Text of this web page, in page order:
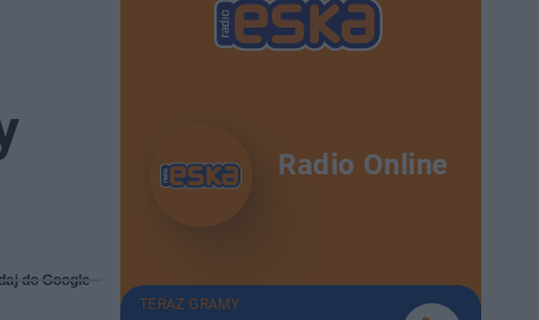
do Google
Radio Online
TERAZ GRAMY